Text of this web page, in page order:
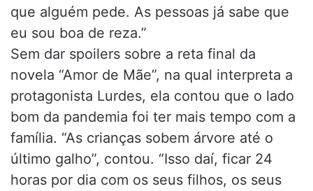
que alguém pede. As pessoas já sabe que
eu sou boa de reza.”
Sem dar spoilers sobre a reta final da
novela “Amor de Mãe”, na qual interpreta a
protagonista Lurdes, ela contou que o lado
bom da pandemia foi ter mais tempo com a
família. “As crianças sobem árvore até o
último galho”, contou. “Isso daí, ficar 24
horas por dia com os seus filhos, os seus